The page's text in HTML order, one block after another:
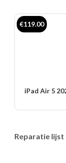
iPad Air 5
€119.00
Reparatie lijst